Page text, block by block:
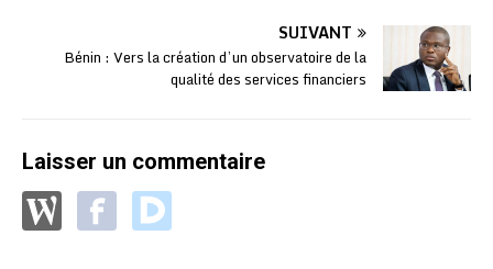
SUIVANT
Bénin : Vers la création d’un observatoire de la
qualité des services financiers
Laisser un commentaire